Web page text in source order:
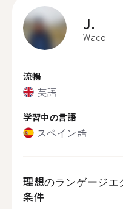
J.
Waco
流暢
英語
学習中の言語
スペイン語
理想のランゲージ
条件